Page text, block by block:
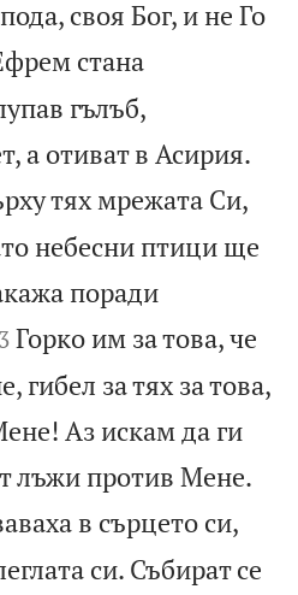
своя Бог, и не Го
стана
гълъб,
а отиват в Асирия.
тях мрежата Си,
небесни птици ще
поради
Горко им за това, че
гибел за тях за това,
Аз искам да ги
лъжи против Мене.
в сърцето си,
си. Събират се